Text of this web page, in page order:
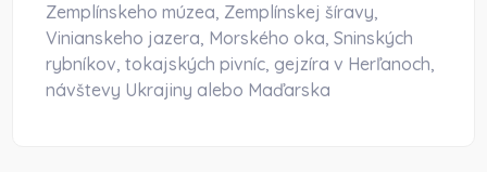
Zemplínskeho múzea, Zemplínskej šíravy,
Vinianskeho jazera, Morského oka, Sninských
rybníkov, tokajských pivníc, gejzíra v Herľanoch,
návštevy Ukrajiny alebo Maďarska